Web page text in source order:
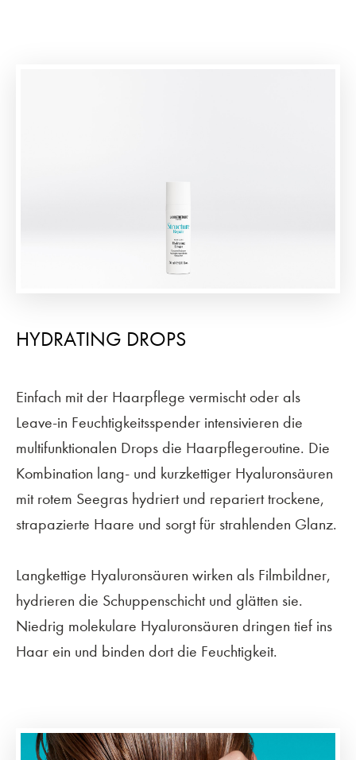
HYDRATING DROPS
Einfach mit der Haarpflege vermischt oder als
Leave-in Feuchtigkeitsspender intensivieren die
multifunktionalen Drops die Haarpflegeroutine. Die
Kombination lang- und kurzkettiger Hyaluronsäuren
mit rotem Seegras hydriert und repariert trockene,
strapazierte Haare und sorgt für strahlenden Glanz.
Langkettige Hyaluronsäuren wirken als Filmbildner,
hydrieren die Schuppenschicht und glätten sie.
Niedrig molekulare Hyaluronsäuren dringen tief ins
Haar ein und binden dort die Feuchtigkeit.